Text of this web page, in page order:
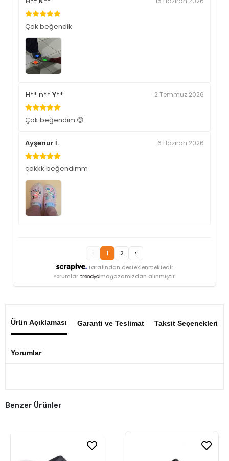
Çok beğendik
H** n** Y** 2 Temmuz 2026
Çok beğendim 😊
Ayşenur İ. 6 Haziran 2026
çokkk beğendimm
tarafından desteklenmektedir.
‹ 1 2 ›
Yorumlar mağazamızdan alınmıştır.
Ürün Açıklaması Garanti ve Teslimat Taksit Seçenekleri
Yorumlar
Benzer Ürünler